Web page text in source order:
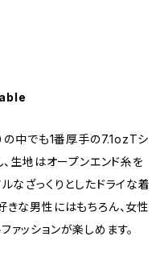
の中でも1番厚手の7.1ozTシ
生地はオープンエンド糸を
なざっくりとしたドライな着
きな男性にはもちろん、女性
ッションが楽しめます。